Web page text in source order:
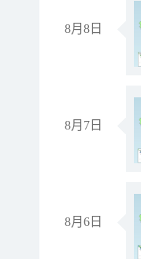
8月8日
8月7日
8月6日